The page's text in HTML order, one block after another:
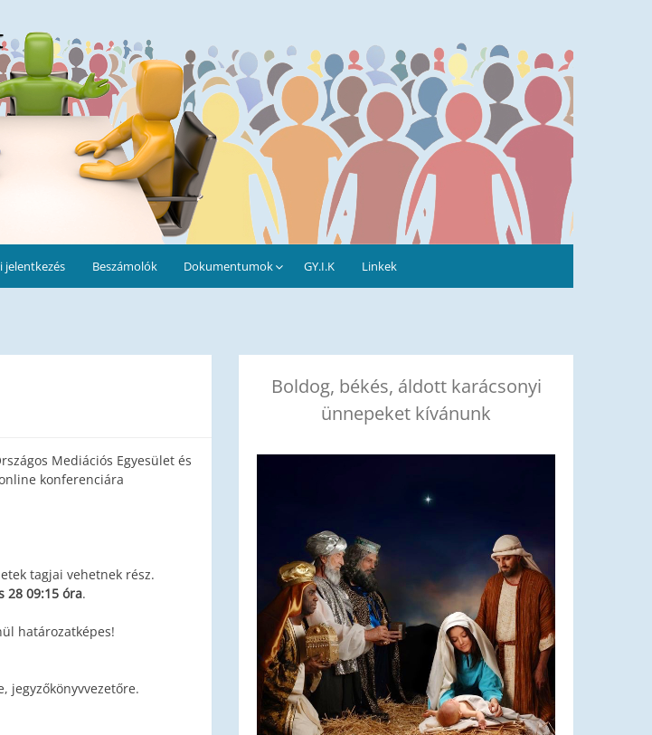
jelentkezés Beszámolók Dokumentumok GY.I.K Linkek
Mediációs Egyesület és
konferenciára
tagjai vehetnek rész.
28 09:15 óra.
határozatképes!
jegyzőkönyvvezetőre.
Boldog, békés, áldott karácsonyi
ünnepeket kívánunk